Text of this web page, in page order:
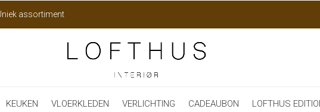
KEUKEN VLOERKLEDEN VERLICHTING CADEAUBON LOFTHUS
assortiment